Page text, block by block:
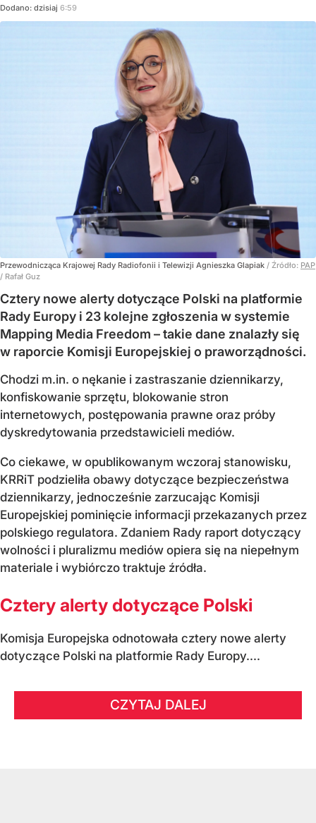
Dodano: dzisiaj 6:59
Przewodnicząca Krajowej Rady Radiofonii i Telewizji Agnieszka Glapiak / Źródło: PAP
/ Rafał Guz
Cztery nowe alerty dotyczące Polski na platformie
Rady Europy i 23 kolejne zgłoszenia w systemie
Mapping Media Freedom – takie dane znalazły się
w raporcie Komisji Europejskiej o praworządności.
Chodzi m.in. o nękanie i zastraszanie dziennikarzy,
konfiskowanie sprzętu, blokowanie stron
internetowych, postępowania prawne oraz próby
dyskredytowania przedstawicieli mediów.
Co ciekawe, w opublikowanym wczoraj stanowisku,
KRRiT podzieliła obawy dotyczące bezpieczeństwa
dziennikarzy, jednocześnie zarzucając Komisji
Europejskiej pominięcie informacji przekazanych przez
polskiego regulatora. Zdaniem Rady raport dotyczący
wolności i pluralizmu mediów opiera się na niepełnym
materiale i wybiórczo traktuje źródła.
Cztery alerty dotyczące Polski
Komisja Europejska odnotowała cztery nowe alerty
dotyczące Polski na platformie Rady Europy....
CZYTAJ DALEJ